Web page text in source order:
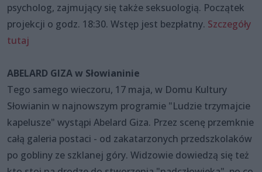
psycholog, zajmujący się także seksuologią. Początek
projekcji o godz. 18:30. Wstęp jest bezpłatny. Szczegóły
tutaj
ABELARD GIZA w Słowianinie
Tego samego wieczoru, 17 maja, w Domu Kultury
Słowianin w najnowszym programie "Ludzie trzymajcie
kapelusze" wystąpi Abelard Giza. Przez scenę przemknie
całą galeria postaci - od zakatarzonych przedszkolaków
po gobliny ze szklanej góry. Widzowie dowiedzą się też